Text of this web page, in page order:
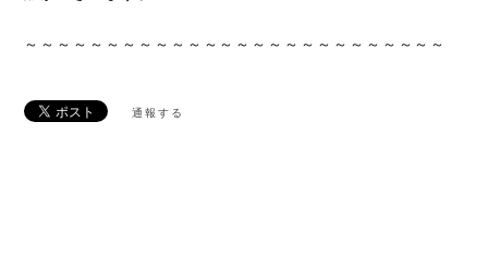
～～～～～～～～～～～～～～～～～～～～～～～～～～
通報する